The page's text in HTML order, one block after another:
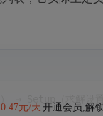
0.47元/天 开通会员,解